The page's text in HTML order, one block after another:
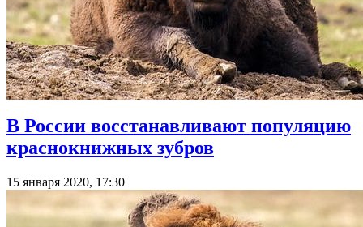
В России восстанавливают популяцию
краснокнижных зубров
15 января 2020, 17:30